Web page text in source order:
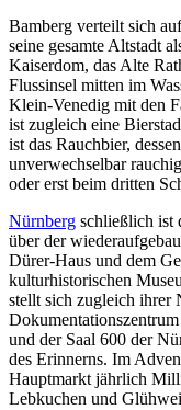
Bamberg verteilt sich
seine gesamte Altstadt
Kaiserdom, das Alte
Flussinsel mitten im
Klein-Venedig mit den
ist zugleich eine
ist das Rauchbier,
unverwechselbar
oder erst beim dritten
Nürnberg schließlich ist
über der
Dürer-Haus und dem
kulturhistorischen
stellt sich zugleich ihrer
und der Saal 600 der
des Erinnerns. Im
Hauptmarkt jährlich
Lebkuchen und